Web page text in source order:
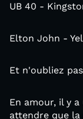
UB 40 -
Elton John -
Et n'oubliez
En amour, il y
attendre que la